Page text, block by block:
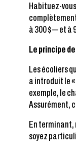
Habituez-
à 300 $ — et à
Le principe
Les écoliers
a introduit le «
exemple, le
Assurément,
En terminant,
soyez